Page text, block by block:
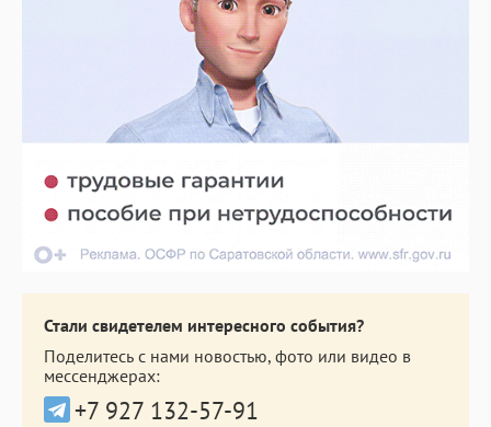
Стали свидетелем интересного события?
Поделитесь с нами новостью, фото или видео в
мессенджерах:
+7 927 132-57-91